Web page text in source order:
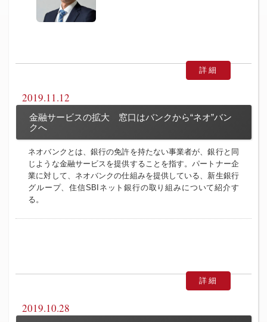
詳細
2019.11.12
金融サービスの拡大 窓口はバンクから“ネオ”バン
クへ
ネオバンクとは、銀行の免許を持たない事業者が、銀行と同
じような金融サービスを提供することを指す。パートナー企
業に対して、ネオバンクの仕組みを提供している、新生銀行
グループ、住信SBIネット銀行の取り組みについて紹介す
る。
詳細
2019.10.28